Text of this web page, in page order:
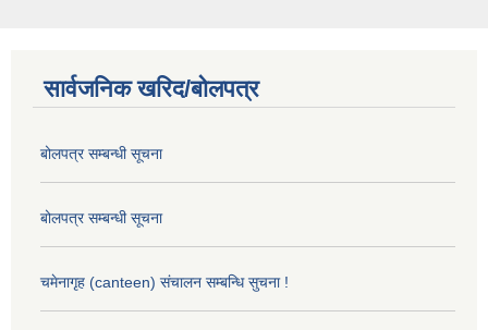
सार्वजनिक खरिद/बोलपत्र
बोलपत्र सम्बन्धी सूचना
बोलपत्र सम्बन्धी सूचना
चमेनागृह (canteen) संचालन सम्बन्धि सुचना !